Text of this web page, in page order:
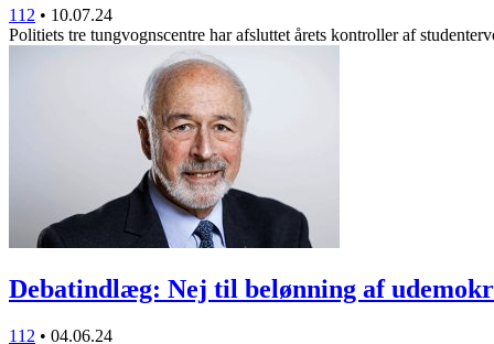
112 • 10.07.24
Politiets tre tungvognscentre har afsluttet årets kontroller af
Debatindlæg: Nej til belønning af
112 • 04.06.24